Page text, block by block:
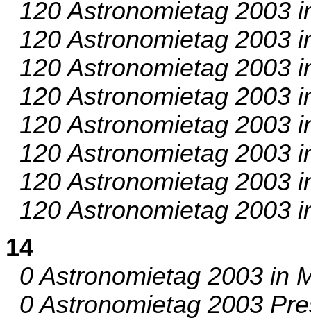
120 Astronomietag 2003
120 Astronomietag 2003
120 Astronomietag 2003
120 Astronomietag 2003
120 Astronomietag 2003
120 Astronomietag 2003
120 Astronomietag 2003
120 Astronomietag 2003
14
0 Astronomietag 2003 in
0 Astronomietag 2003